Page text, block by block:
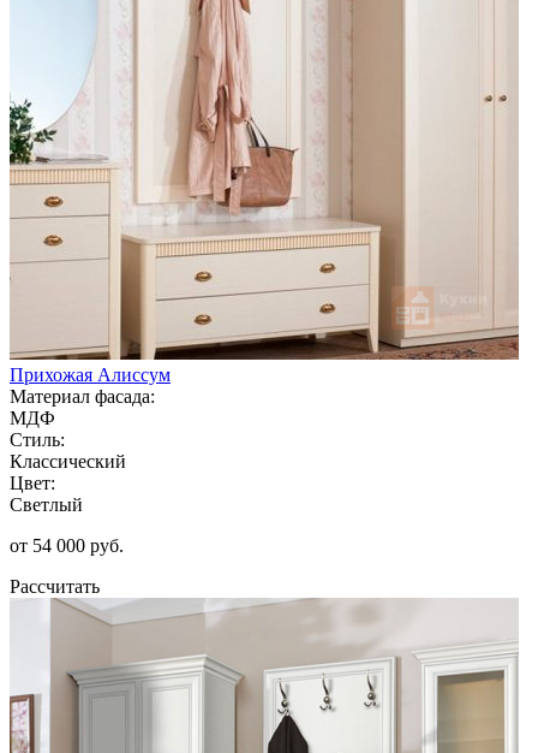
Прихожая Алиссум
Материал фасада:
МДФ
Стиль:
Классический
Цвет:
Светлый
от 54 000 руб.
Рассчитать